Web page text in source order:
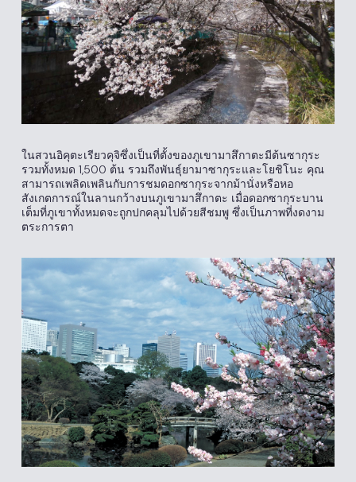
ในสวนอิคุตะเรียวคุจิซึ่งเป็นที่ตั้งของภูเขามาสึกาตะมีต้นซากุระ
รวมทั้งหมด 1,500 ต้น รวมถึงพันธุ์ยามาซากุระและโยชิโนะ คุณ
สามารถเพลิดเพลินกับการชมดอกซากุระจากม้านั่งหรือหอ
สังเกตการณ์ในลานกว้างบนภูเขามาสึกาตะ เมื่อดอกซากุระบาน
เต็มที่ภูเขาทั้งหมดจะถูกปกคลุมไปด้วยสีชมพู ซึ่งเป็นภาพที่งดงาม
ตระการตา